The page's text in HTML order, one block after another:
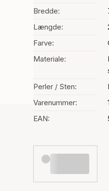
Bredde:
Længde:
Farve:
Materiale:
Perler / Sten:
Varenummer:
EAN: